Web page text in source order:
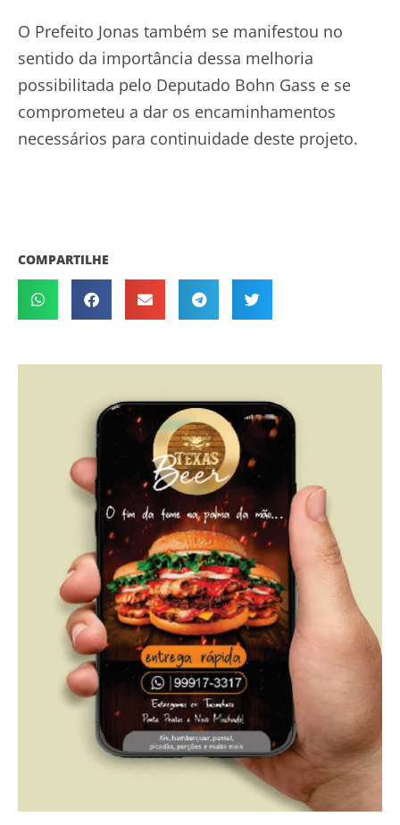
O Prefeito Jonas também se manifestou no
sentido da importância dessa melhoria
possibilitada pelo Deputado Bohn Gass e se
comprometeu a dar os encaminhamentos
necessários para continuidade deste projeto.
COMPARTILHE